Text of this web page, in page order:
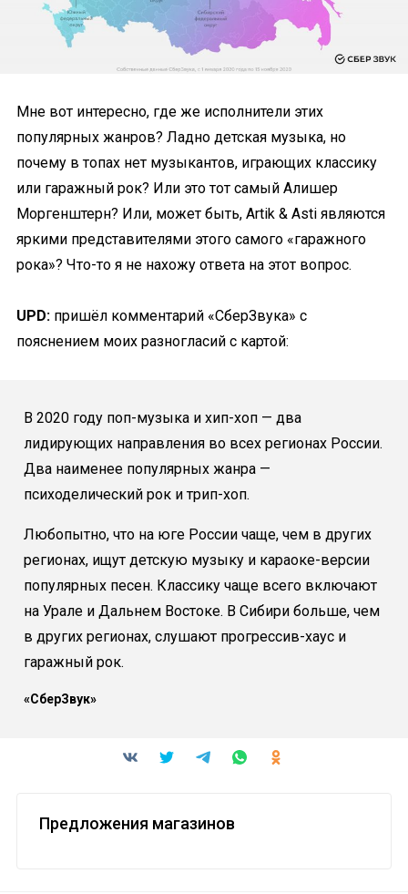
Мне вот интересно, где же исполнители этих
популярных жанров? Ладно детская музыка, но
почему в топах нет музыкантов, играющих классику
или гаражный рок? Или это тот самый Алишер
Моргенштерн? Или, может быть, Artik & Asti являются
яркими представителями этого самого «гаражного
рока»? Что-то я не нахожу ответа на этот вопрос.
UPD: пришёл комментарий «СберЗвука» с
пояснением моих разногласий с картой:
В 2020 году поп-музыка и хип-хоп — два
лидирующих направления во всех регионах России.
Два наименее популярных жанра —
психоделический рок и трип-хоп.
Любопытно, что на юге России чаще, чем в других
регионах, ищут детскую музыку и караоке-версии
популярных песен. Классику чаще всего включают
на Урале и Дальнем Востоке. В Сибири больше, чем
в других регионах, слушают прогрессив-хаус и
гаражный рок.
«СберЗвук»
Предложения магазинов